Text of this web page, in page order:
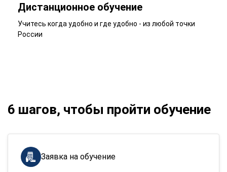
Дистанционное обучение
Учитесь когда удобно и где удобно - из любой точки
России
6 шагов, чтобы пройти обучение
Заявка на обучение